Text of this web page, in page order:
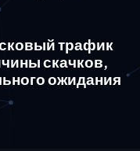
трафик
скачков,
ожидания